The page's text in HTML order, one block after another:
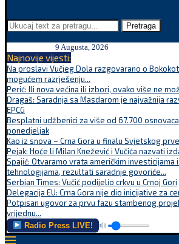
Pretraga
9 Augusta, 2026
Najnovije vijesti:
Na proslavi Vučjeg Dola razgovarano o
mogućem razrješenju...
Perić: Ili nova većina ili izbori, ovako više ne
Dragaš: Saradnja sa Masdarom je najvažnija
EPCG
Besplatni udžbenici za više od 67.700
ponedjeljak
Kao iz snova – Crna Gora u finalu Svjetskog
Pejak: Hoće li Milan Knežević i Vučića nazvati
Spajić: Otvaramo vrata američkim investicijama
tehnologijama, rezultati saradnje govoriće...
Serbian Times: Vučić podijelio crkvu u Crnoj Gori
Delegacija EU: Crna Gora nije dio inicijative za
Potpisan ugovor za prvu fazu stambenog
vrijednu...
Radio Press LIVE!